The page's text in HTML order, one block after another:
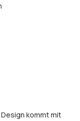
kommt mit